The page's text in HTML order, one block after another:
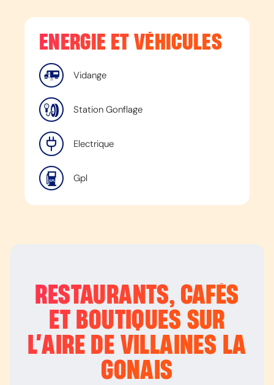
ENERGIE ET VÉHICULES
Vidange
Station Gonflage
Electrique
Gpl
RESTAURANTS, CAFÉS
ET BOUTIQUES SUR
L’AIRE DE VILLAINES LA
GONAIS